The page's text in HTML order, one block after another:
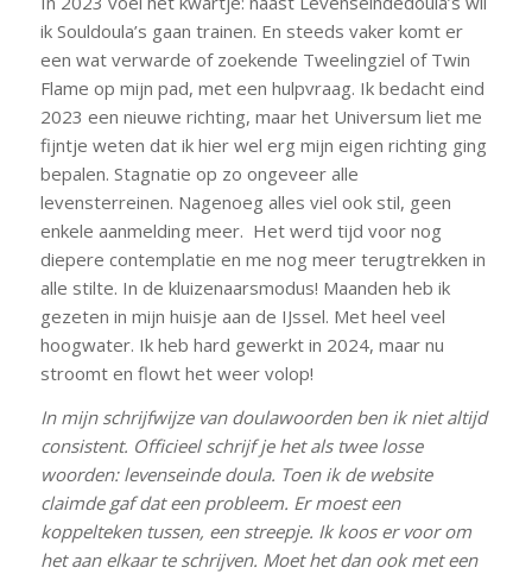
ik Souldoula’s gaan trainen. En steeds vaker komt er
een wat verwarde of zoekende Tweelingziel of Twin
Flame op mijn pad, met een hulpvraag. Ik bedacht eind
2023 een nieuwe richting, maar het Universum liet me
fijntje weten dat ik hier wel erg mijn eigen richting ging
bepalen. Stagnatie op zo ongeveer alle
levensterreinen. Nagenoeg alles viel ook stil, geen
enkele aanmelding meer. Het werd tijd voor nog
diepere contemplatie en me nog meer terugtrekken in
alle stilte. In de kluizenaarsmodus! Maanden heb ik
gezeten in mijn huisje aan de IJssel. Met heel veel
hoogwater. Ik heb hard gewerkt in 2024, maar nu
stroomt en flowt het weer volop!
In mijn schrijfwijze van doulawoorden ben ik niet altijd
consistent. Officieel schrijf je het als twee losse
woorden: levenseinde doula. Toen ik de website
claimde gaf dat een probleem. Er moest een
koppelteken tussen, een streepje. Ik koos er voor om
het aan elkaar te schrijven. Moet het dan ook met een